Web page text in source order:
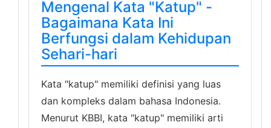
Mengenal Kata "Katup" -
Bagaimana Kata Ini
Berfungsi dalam Kehidupan
Sehari-hari
Kata "katup" memiliki definisi yang luas
dan kompleks dalam bahasa Indonesia.
Menurut KBBI, kata "katup" memiliki arti